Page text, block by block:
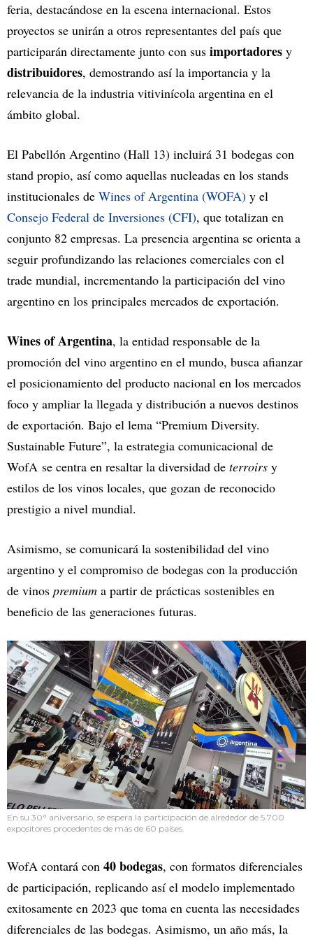
feria, destacándose en la escena internacional. Estos
proyectos se unirán a otros representantes del país que
participarán directamente junto con sus importadores y
distribuidores, demostrando así la importancia y la
relevancia de la industria vitivinícola argentina en el
ámbito global.
El Pabellón Argentino (Hall 13) incluirá 31 bodegas con
stand propio, así como aquellas nucleadas en los stands
institucionales de Wines of Argentina (WOFA) y el
Consejo Federal de Inversiones (CFI), que totalizan en
conjunto 82 empresas. La presencia argentina se orienta a
seguir profundizando las relaciones comerciales con el
trade mundial, incrementando la participación del vino
argentino en los principales mercados de exportación.
Wines of Argentina, la entidad responsable de la
promoción del vino argentino en el mundo, busca afianzar
el posicionamiento del producto nacional en los mercados
foco y ampliar la llegada y distribución a nuevos destinos
de exportación. Bajo el lema “Premium Diversity.
Sustainable Future”, la estrategia comunicacional de
WofA se centra en resaltar la diversidad de terroirs y
estilos de los vinos locales, que gozan de reconocido
prestigio a nivel mundial.
Asimismo, se comunicará la sostenibilidad del vino
argentino y el compromiso de bodegas con la producción
de vinos premium a partir de prácticas sostenibles en
beneficio de las generaciones futuras.
En su 30° aniversario, se espera la participación de alrededor de 5.700
expositores procedentes de más de 60 países.
WofA contará con 40 bodegas, con formatos diferenciales
de participación, replicando así el modelo implementado
exitosamente en 2023 que toma en cuenta las necesidades
diferenciales de las bodegas. Asimismo, un año más, la